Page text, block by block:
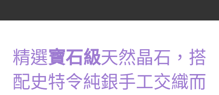
07｜眾神禮讚
08｜寶石旅行
創作選購
精選寶石級天然晶石，搭
配史特令純銀手工交織而